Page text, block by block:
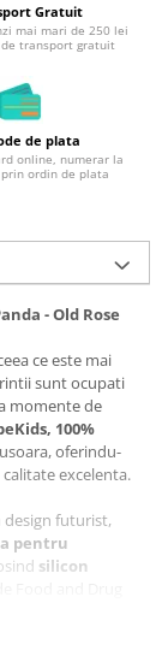
Gratuit
mai mari de 250 lei
transport gratuit
de plata
online, numerar la
ordin de plata
- Old Rose
ce este mai
sunt ocupati
momente de
100%
oferindu-
excelenta.
design futurist,
pentru
silicon
material).
de